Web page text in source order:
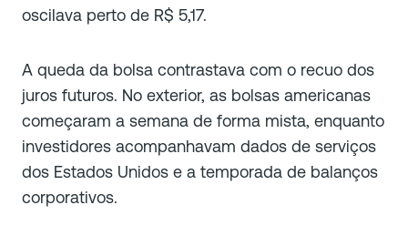
oscilava perto de R$ 5,17.
A queda da bolsa contrastava com o recuo dos
juros futuros. No exterior, as bolsas americanas
começaram a semana de forma mista, enquanto
investidores acompanhavam dados de serviços
dos Estados Unidos e a temporada de balanços
corporativos.